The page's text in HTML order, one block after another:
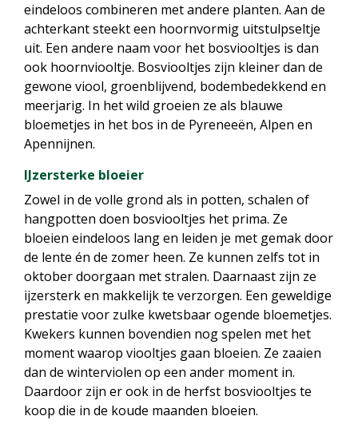
eindeloos combineren met andere planten. Aan de
achterkant steekt een hoornvormig uitstulpseltje
uit. Een andere naam voor het bosviooltjes is dan
ook hoornviooltje. Bosviooltjes zijn kleiner dan de
gewone viool, groenblijvend, bodembedekkend en
meerjarig. In het wild groeien ze als blauwe
bloemetjes in het bos in de Pyreneeën, Alpen en
Apennijnen.
IJzersterke bloeier
Zowel in de volle grond als in potten, schalen of
hangpotten doen bosviooltjes het prima. Ze
bloeien eindeloos lang en leiden je met gemak door
de lente én de zomer heen. Ze kunnen zelfs tot in
oktober doorgaan met stralen. Daarnaast zijn ze
ijzersterk en makkelijk te verzorgen. Een geweldige
prestatie voor zulke kwetsbaar ogende bloemetjes.
Kwekers kunnen bovendien nog spelen met het
moment waarop viooltjes gaan bloeien. Ze zaaien
dan de winterviolen op een ander moment in.
Daardoor zijn er ook in de herfst bosviooltjes te
koop die in de koude maanden bloeien.